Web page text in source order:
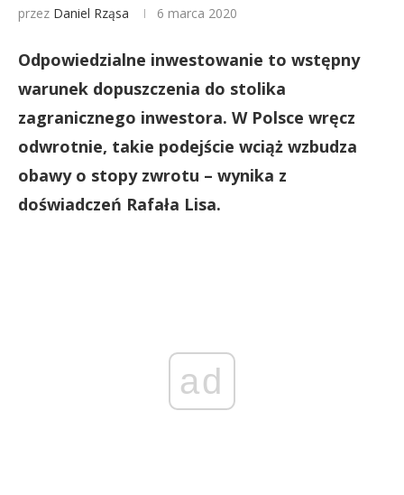
przez Daniel Rząsa 6 marca 2020
Odpowiedzialne inwestowanie to wstępny
warunek dopuszczenia do stolika
zagranicznego inwestora. W Polsce wręcz
odwrotnie, takie podejście wciąż wzbudza
obawy o stopy zwrotu – wynika z
doświadczeń Rafała Lisa.
ad